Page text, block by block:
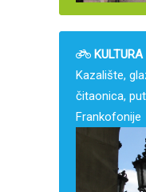
KULTURA
Kazalište,
čitaonica,
Frankofonije